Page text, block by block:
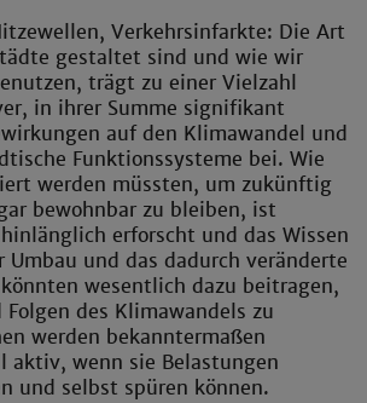
Verkehrsinfarkte: Die Art
gestaltet sind und wie wir
trägt zu einer Vielzahl
in ihrer Summe signifikant
auf den Klimawandel und
Funktionssysteme bei. Wie
werden müssten, um zukünftig
bewohnbar zu bleiben, ist
erforscht und das Wissen
Umbau und das dadurch veränderte
wesentlich dazu beitragen,
Folgen des Klimawandels zu
werden bekanntermaßen
aktiv, wenn sie Belastungen
und selbst spüren können.